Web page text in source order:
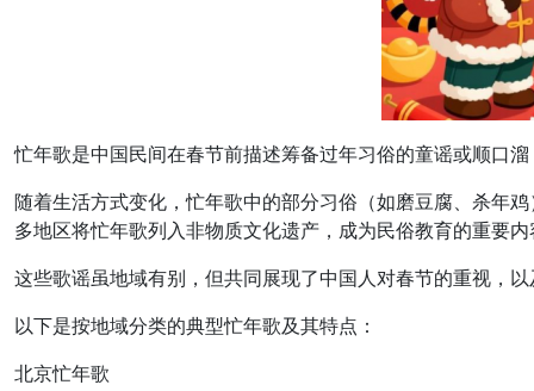
忙年歌是中国民间在春节前描述筹备过年习俗的童谣或顺口
随着生活方式变化，忙年歌中的部分习俗（如磨豆腐、杀年
多地区将忙年歌列入非物质文化遗产，成为民俗教育的重要
这些歌谣虽地域有别，但共同展现了中国人对春节的重视，
以下是按地域分类的典型忙年歌及其特点：
北京忙年歌